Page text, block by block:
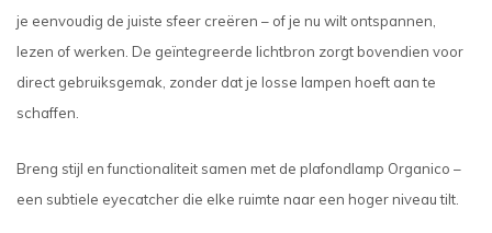
je eenvoudig de juiste sfeer creëren – of je nu wilt ontspannen,
lezen of werken. De geïntegreerde lichtbron zorgt bovendien voor
direct gebruiksgemak, zonder dat je losse lampen hoeft aan te
schaffen.
Breng stijl en functionaliteit samen met de plafondlamp Organico –
een subtiele eyecatcher die elke ruimte naar een hoger niveau tilt.